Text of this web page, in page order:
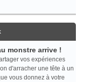
monstre arrive !
vos expériences
d'arracher une tête à un
vous donnez à votre